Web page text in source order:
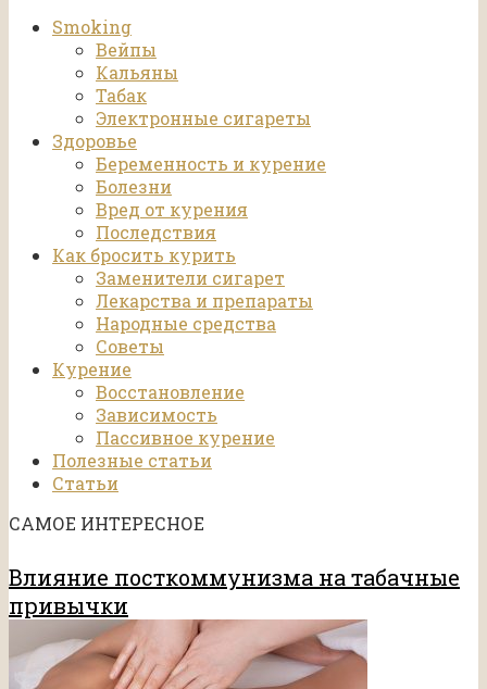
Smoking
Вейпы
Кальяны
Табак
Электронные сигареты
Здоровье
Беременность и курение
Болезни
Вред от курения
Последствия
Как бросить курить
Заменители сигарет
Лекарства и препараты
Народные средства
Советы
Курение
Восстановление
Зависимость
Пассивное курение
Полезные статьи
Статьи
САМОЕ ИНТЕРЕСНОЕ
Влияние посткоммунизма на табачные
привычки